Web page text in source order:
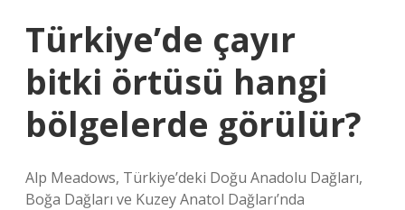
Türkiye’de çayır
bitki örtüsü hangi
bölgelerde görülür?
Alp Meadows, Türkiye’deki Doğu Anadolu Dağları,
Boğa Dağları ve Kuzey Anatol Dağları’nda